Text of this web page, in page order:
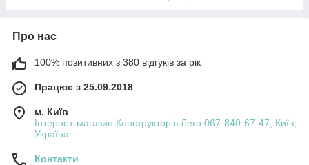
Про нас
100% позитивних з 380 відгуків за рік
Працює з 25.09.2018
м. Київ
Інтернет-магазин Конструкторів Лего 067-840-67-47, Київ,
Україна
Контакти